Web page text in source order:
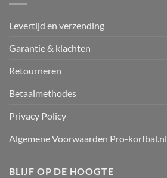
Levertijd en verzending
Garantie & klachten
Retourneren
Betaalmethodes
Privacy Policy
Algemene Voorwaarden Pro-korfbal.nl
BLIJF OP DE HOOGTE